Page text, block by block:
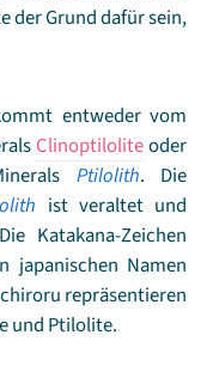
der Grund dafür sein,
entweder vom
Clinoptiloliteoder
Ptilolith. Die
ist veraltet und
Katakana-Zeichen
japanischen Namen
repräsentieren
und Ptilolite.